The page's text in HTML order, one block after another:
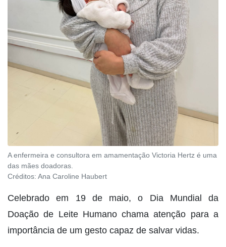
A enfermeira e consultora em amamentação Victoria Hertz é uma
das mães doadoras.
Créditos: Ana Caroline Haubert
Celebrado em 19 de maio, o Dia Mundial da
Doação de Leite Humano chama atenção para a
importância de um gesto capaz de salvar vidas.